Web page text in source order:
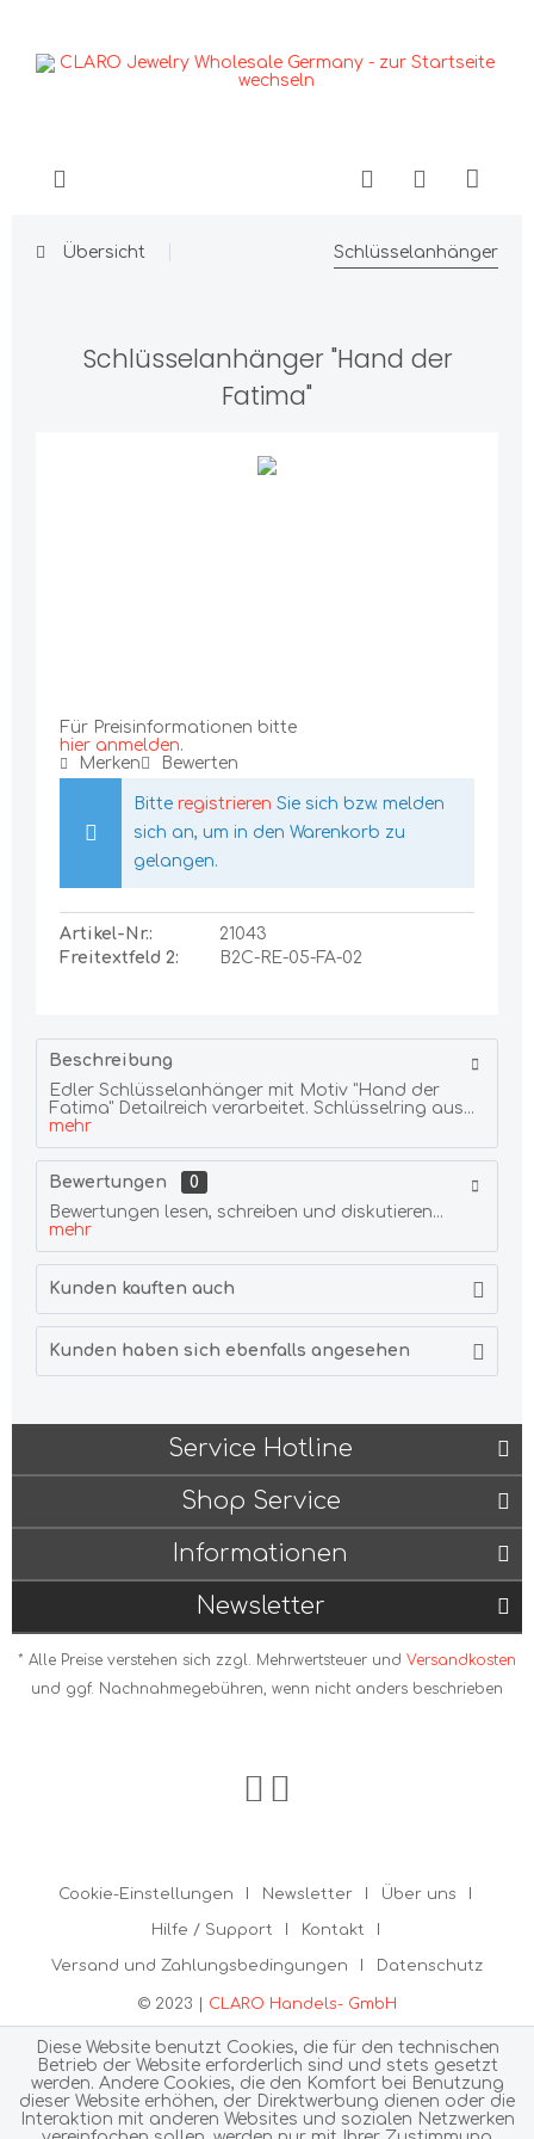
Übersicht Schlüsselanhänger
Schlüsselanhänger "Hand der
Fatima"
Für Preisinformationen bitte
hier anmelden.
Merken
Bewerten
Bitte registrieren Sie sich bzw. melden
sich an, um in den Warenkorb zu
gelangen.
Artikel-Nr.:
21043
Freitextfeld 2:
B2C-RE-05-FA-02
Beschreibung
Edler Schlüsselanhänger mit Motiv "Hand der
Fatima" Detailreich verarbeitet. Schlüsselring aus...
mehr
Bewertungen
0
Bewertungen lesen, schreiben und diskutieren...
mehr
Kunden kauften auch
Kunden haben sich ebenfalls angesehen
Service Hotline
Shop Service
Informationen
Newsletter
* Alle Preise verstehen sich zzgl. Mehrwertsteuer und Versandkosten
und ggf. Nachnahmegebühren, wenn nicht anders beschrieben
Cookie-Einstellungen Newsletter Über uns
Hilfe / Support Kontakt
Versand und Zahlungsbedingungen Datenschutz
© 2023 | CLARO Handels- GmbH
Diese Website benutzt Cookies, die für den technischen
Betrieb der Website erforderlich sind und stets gesetzt
werden. Andere Cookies, die den Komfort bei Benutzung
dieser Website erhöhen, der Direktwerbung dienen oder die
Interaktion mit anderen Websites und sozialen Netzwerken